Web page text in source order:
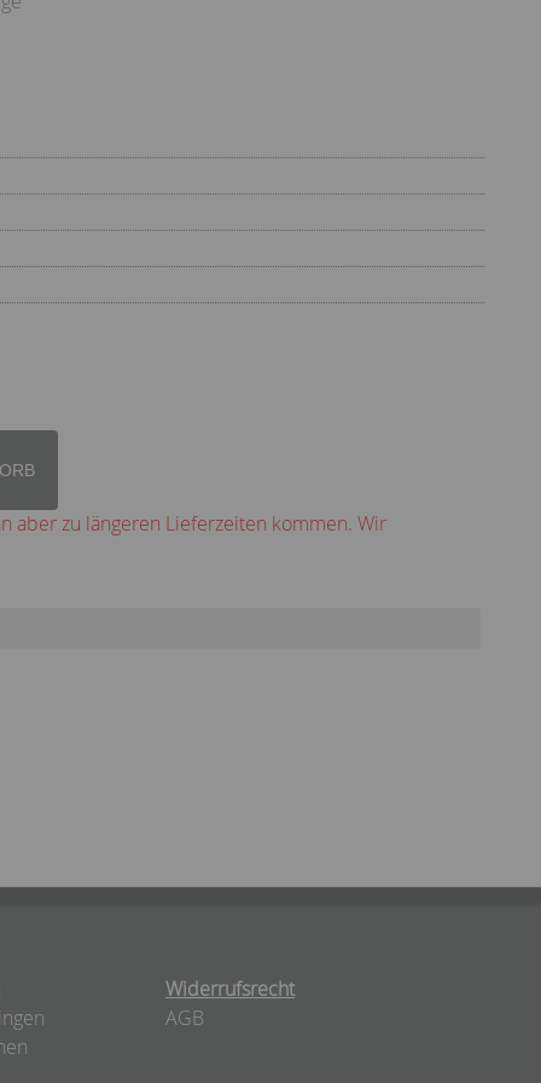
aber zu längeren Lieferzeiten kommen. Wir
Widerrufsrecht
AGB